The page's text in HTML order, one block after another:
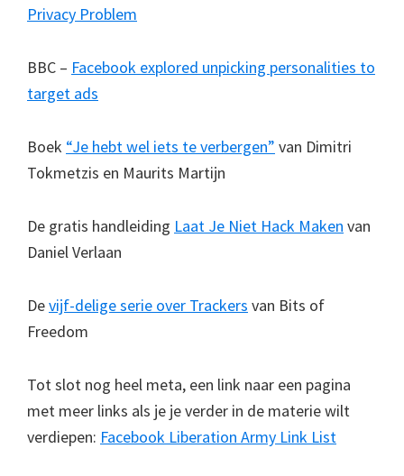
Privacy Problem
BBC – Facebook explored unpicking personalities to
target ads
Boek “Je hebt wel iets te verbergen” van Dimitri
Tokmetzis en Maurits Martijn
De gratis handleiding Laat Je Niet Hack Maken van
Daniel Verlaan
Devijf-delige serie over Trackers van Bits of
Freedom
Tot slot nog heel meta, een link naar een pagina
met meer links als je je verder in de materie wilt
verdiepen: Facebook Liberation Army Link List